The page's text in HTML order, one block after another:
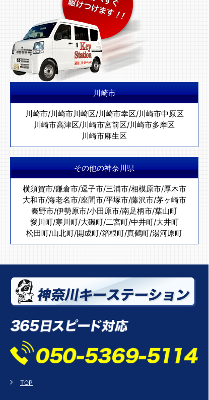
川崎市
川崎市/川崎市川崎区/川崎市幸区/川崎市中原区
川崎市高津区/川崎市宮前区/川崎市多摩区
川崎市麻生区
その他の神奈川県
横須賀市/鎌倉市/逗子市/三浦市/相模原市/厚木市
大和市/海老名市/座間市/平塚市/藤沢市/茅ヶ崎市
秦野市/伊勢原市/小田原市/南足柄市/葉山町
愛川町/寒川町/大磯町/二宮町/中井町/大井町
松田町/山北町/開成町/箱根町/真鶴町/湯河原町
TOP